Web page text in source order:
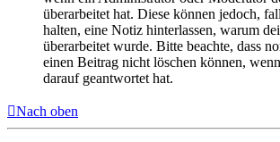
überarbeitet hat. Diese können jedoch,
halten, eine Notiz hinterlassen, warum
überarbeitet wurde. Bitte beachte, dass
einen Beitrag nicht löschen können,
darauf geantwortet hat.
Nach oben